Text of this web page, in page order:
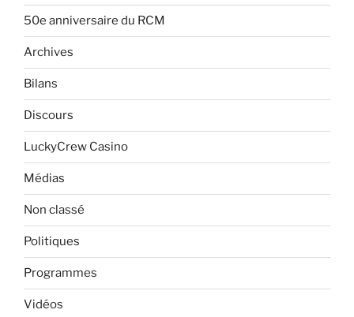
50e anniversaire du RCM
Archives
Bilans
Discours
LuckyCrew Casino
Médias
Non classé
Politiques
Programmes
Vidéos